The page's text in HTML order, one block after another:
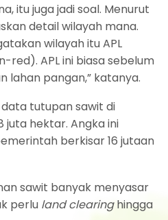
itu juga jadi soal. Menurut
detail wilayah mana.
wilayah itu APL
red). APL ini biasa sebelum
lahan pangan,” katanya.
tutupan sawit di
juta hektar. Angka ini
berkisar 16 jutaan
sawit banyak menyasar
perlu land clearinghingga